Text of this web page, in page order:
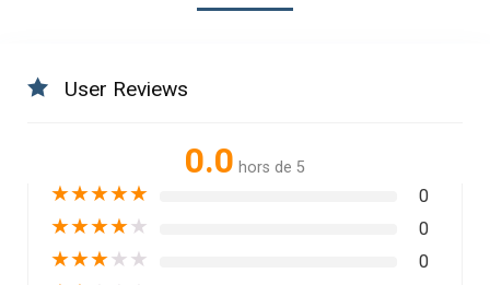
User Reviews
0.0 hors de 5
★★★★★ 0
★★★★★ 0
★★★★★ 0